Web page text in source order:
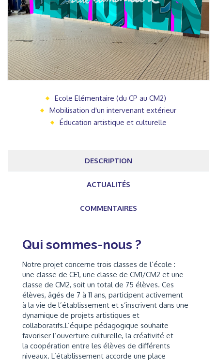
Ecole Elémentaire (du CP au CM2)
Mobilisation d'un intervenant extérieur
Éducation artistique et culturelle
DESCRIPTION
ACTUALITÉS
COMMENTAIRES
Qui sommes-nous ?
Notre projet concerne trois classes de l’école :
une classe de CE1, une classe de CM1/CM2 et une
classe de CM2, soit un total de 75 élèves. Ces
élèves, âgés de 7 à 11 ans, participent activement
à la vie de l’établissement et s’inscrivent dans une
dynamique de projets artistiques et
collaboratifs.L’équipe pédagogique souhaite
favoriser l’ouverture culturelle, la créativité et
la coopération entre les élèves de différents
niveaux. L’établissement accorde une place